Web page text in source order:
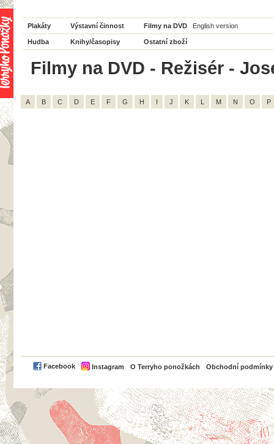
Plakáty Výstavní činnost Filmy na DVD English version
Hudba Knihy/časopisy Ostatní zboží
Filmy na DVD - Režisér -
A B C D E F G H I J K L M N O P
Facebook Instagram O Terryho ponožkách Obchodní podmínky
PayPal